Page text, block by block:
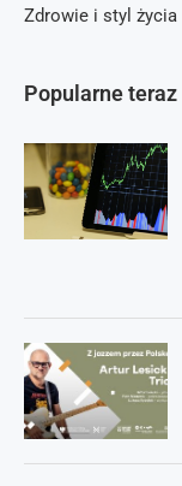
Popularne teraz
Zdrowie i styl życia